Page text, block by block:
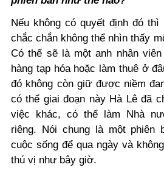
Nếu không có quyết định đó
chắc chắn không thể nhìn thấy
Có thể sẽ là một anh nhân
hàng tạp hóa hoặc làm thuê ở
đó không còn giữ được niềm
có thể giai đoạn này Hà Lê đã
việc khác, có thể làm Nhà
riêng. Nói chung là một phiên
cuộc sống để qua ngày và
thú vị như bây giờ.